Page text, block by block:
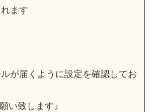
ます
が届くように設定を確認してお
い致します』